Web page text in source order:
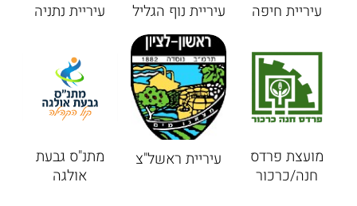
עיריית חיפה עיריית נוף הגליל עיריית נתניה
מועצת פרדס
חנה/כרכור
עיריית ראשל"צ
מתנ"ס גבעת
אולגה